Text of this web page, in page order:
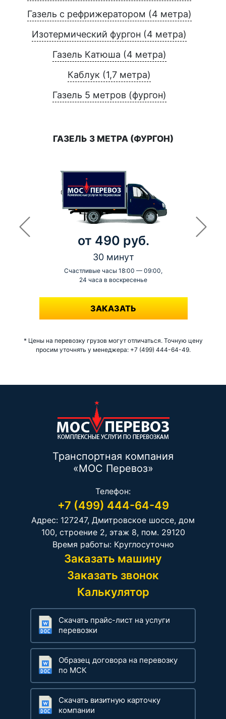
Газель с рефрижератором (4 метра)
Изотермический фургон (4 метра)
Газель Катюша (4 метра)
Каблук (1,7 метра)
Газель 5 метров (фургон)
ГАЗЕЛЬ 3 МЕТРА (ФУРГОН)
от 490 руб.
30 минут
Счастливые часы 18:00 — 09:00,
24 часа в воскресенье
-
ЗАКАЗАТЬ
* Цены на перевозку грузов могут отличаться. Точную цену
просим уточнять у менеджера: +7 (499) 444-64-49.
Транспортная компания
«МОС Перевоз»
Телефон:
+7 (499) 444-64-49
Адрес: 127247, Дмитровское шоссе, дом
100, строение 2, этаж 8, пом. 29120
Время работы: Круглосуточно
Заказать машину
Заказать звонок
Калькулятор
Скачать прайс-лист на услуги
перевозки
Образец договора на перевозку
по МСК
Скачать визитную карточку
компании